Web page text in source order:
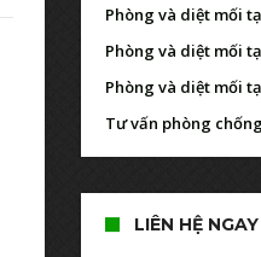
Phòng và diệt mối
Phòng và diệt mối
Phòng và diệt mối
Tư vấn phòng
LIÊN HỆ